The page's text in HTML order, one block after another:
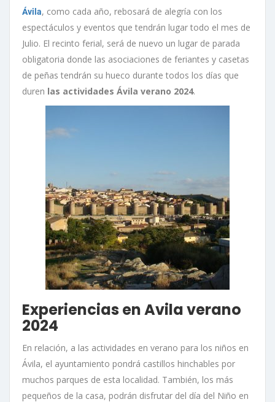
Ávila, como cada año, rebosará de alegría con los
espectáculos y eventos que tendrán lugar todo el mes de
Julio. El recinto ferial, será de nuevo un lugar de parada
obligatoria donde las asociaciones de feriantes y casetas
de peñas tendrán su hueco durante todos los días que
duren las actividades Ávila verano 2024.
Experiencias en Avila verano
2024
En relación, a las actividades en verano para los niños en
Ávila, el ayuntamiento pondrá castillos hinchables por
muchos parques de esta localidad. También, los más
pequeños de la casa, podrán disfrutar del día del Niño en